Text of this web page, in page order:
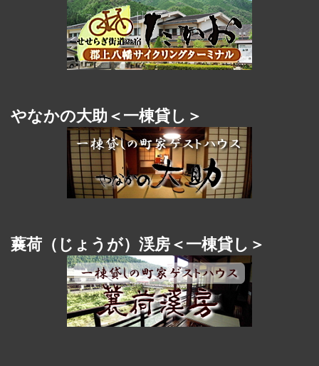
やなかの大助＜一棟貸し＞
蘘荷（じょうが）渓房＜一棟貸し＞